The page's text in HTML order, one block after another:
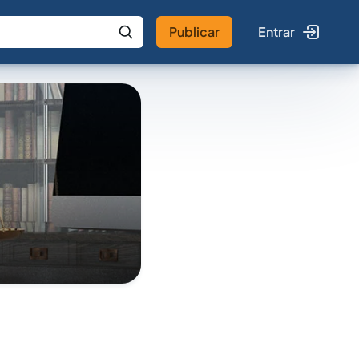
IA Buscar no Jus
Publicar Entrar